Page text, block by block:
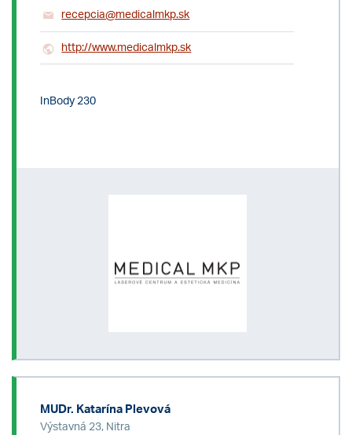
recepcia@medicalmkp.sk
http://www.medicalmkp.sk
InBody 230
MUDr. Katarína Plevová
Výstavná 23, Nitra